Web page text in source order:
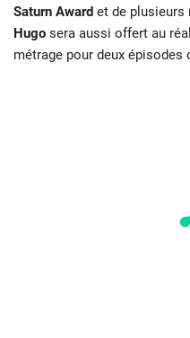
Saturn Award et de plusieurs
Hugo sera aussi offert au
métrage pour deux épisodes